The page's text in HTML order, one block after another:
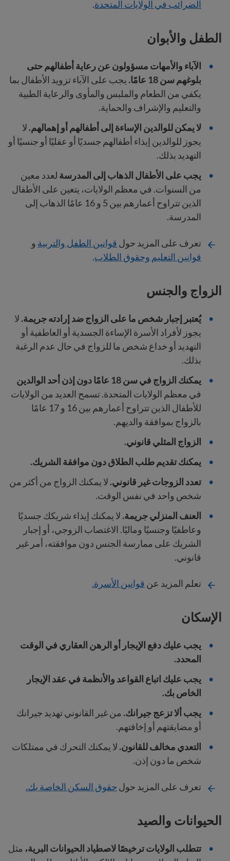
الضرائب في الولايات المتحدة.
الطفل والأبوان
الآباء والأمهات مسؤولون عن رعاية أطفالهم حتى
بلوغهم سن 18 عامًا.
يجب على الآباء تزويد الأطفال بما
يكفي من الطعام والملبس والمأوى والرعاية الطبية
والتعليم والإشراف والحماية.
لا يمكن للوالدين الإساءة إلى أطفالهم أو إهمالهم.لا
يجوز للوالدين إيذاء أطفالهم جسديًا أو عقليًا أو جنسيًا أو
التهديد بذلك.
يجب على الأطفال الذهاب إلى المدرسة لعدد معين
من السنوات. في معظم الولايات، يتعين على الأطفال
الذين تتراوح أعمارهم بين 5 و 16 عامًا الذهاب إلى
المدرسة.
تعرف على المزيد حول قوانين الطفل والتربية و
قوانين التعليم وحقوق الطلاب.
الزواج والجنس
يُعتبر إجبار شخص ما على الزواج ضد إرادته جريمة.لا
يجوز لأفراد الأسرة الإساءة الجسدية أو العاطفية أو
التهديد أو خداع شخص ما للزواج في حال عدم الرغبة
بذلك.
يمكنك الزواج في سن 18 عامًا دون إذن أحد الوالدين
في معظم الولايات المتحدة. تسمح العديد من الولايات
للأطفال الذين تتراوح أعمارهم بين 16 و 17 عامًا
بالزواج بموافقة والديهم.
الزواج المثلي قانوني.
يمكنك تقديم طلب الطلاق دون موافقة الشريك.
تعدد الزوجات غير قانوني.لا يمكنك الزواج من أكثر من
شخص واحد في نفس الوقت.
العنف المنزلي جريمة.لا يمكنك إيذاء شريكك جسديًا
وعاطفيًا وجنسيًا وماليًا. الاغتصاب الزوجي، أو إجبار
الشريك على ممارسة الجنس دون موافقته، أمر غير
قانوني.
تعلم المزيد عن قوانين الأسرة.
الإسكان
يجب عليك دفع الإيجار أو الرهن العقاري في الوقت
المحدد.
يجب عليك اتباع القواعد والأنظمة في عقد الإيجار
الخاص بك.
يجب ألا تزعج جيرانك. من غير القانوني تهديد جيرانك
أو مضايقتهم أو إخافتهم.
التعدي مخالف للقانون.لا يمكنك التحرك في ممتلكات
شخص ما دون إذن.
تعرف على المزيد حول حقوق السكن الخاصة بك.
الحيوانات والصيد
تتطلب الولايات ترخيصًا لاصطياد الحيوانات البرية، مثل